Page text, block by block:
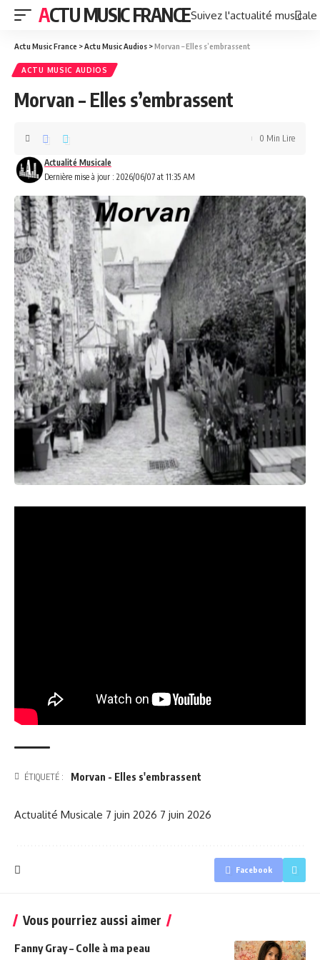
ACTU MUSIC FRANCESuivez l'actualité
Actu Music France >Actu Music Audios >Morvan – Elles s’embrassent
ACTU MUSIC AUDIOS
Morvan – Elles s’embrassent
Dernière mise à jour : 2026/06/07 at 11:35 AM
Actualité Musicale
0 Min Lire
ÉTIQUETÉ : Morvan - Elles s'embrassent
Actualité Musicale 7 juin 2026 7 juin 2026
Facebook
Vous pourriez aussi aimer
Fanny Gray – Colle à ma peau